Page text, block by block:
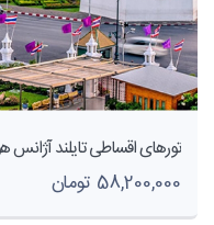
58,200,000 تومان